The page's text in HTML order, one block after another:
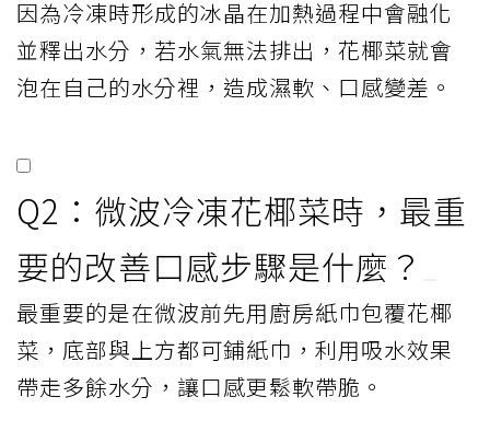
因為冷凍時形成的冰晶在加熱過程中會融化
並釋出水分，若水氣無法排出，花椰菜就會
泡在自己的水分裡，造成濕軟、口感變差。
Q2：微波冷凍花椰菜時，最重
要的改善口感步驟是什麼？
最重要的是在微波前先用廚房紙巾包覆花椰
菜，底部與上方都可鋪紙巾，利用吸水效果
帶走多餘水分，讓口感更鬆軟帶脆。